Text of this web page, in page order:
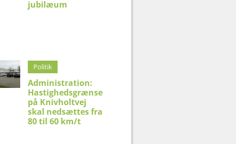
jubilæum
Politik
Administration:
Hastighedsgrænse
på Knivholtvej
skal nedsættes fra
80 til 60 km/t